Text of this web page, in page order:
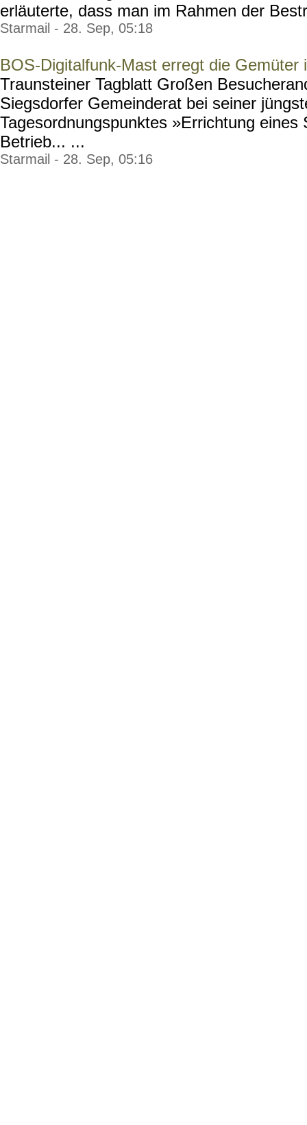
erläuterte, dass man im Rahmen der
Starmail - 28. Sep, 05:18
BOS-Digitalfunk-Mast erregt die Gemüter
Traunsteiner Tagblatt Großen
Siegsdorfer Gemeinderat bei seiner
Tagesordnungspunktes »Errichtung eines
Betrieb... ...
Starmail - 28. Sep, 05:16